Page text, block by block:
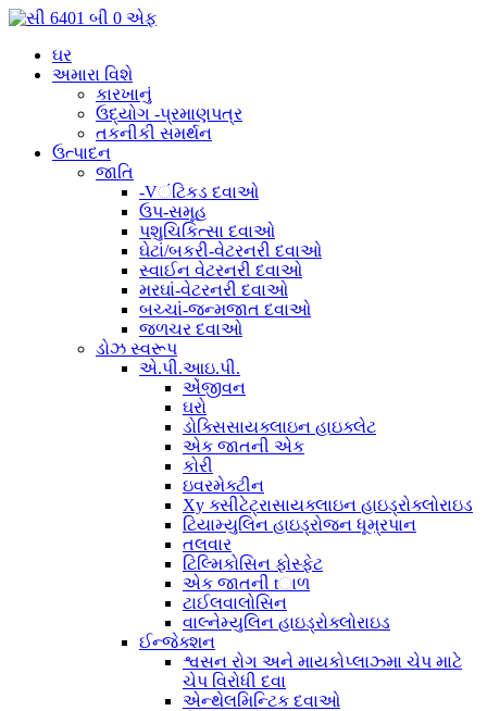
ઘર
અમારા વિશે
કારખાનું
ઉદ્યોગ -પ્રમાણપત્ર
તકનીકી સમર્થન
ઉત્પાદન
જાતિ
-Vંટિકડ દવાઓ
ઉપ-સમૂહ
પશુચિકિત્સા દવાઓ
ઘેટાં/બકરી-વેટરનરી દવાઓ
સ્વાઈન વેટરનરી દવાઓ
મરઘાં-વેટરનરી દવાઓ
બચ્ચાં-જન્મજાત દવાઓ
જળચર દવાઓ
ડોઝ સ્વરૂપ
એ.પી.આઇ.પી.
એંજીવન
ઘરો
ડોક્સિસાયક્લાઇન હાઇક્લેટ
એક જાતની એક
કોરી
ઇવરમેક્ટીન
Xy ક્સીટેટ્રાસાયક્લાઇન હાઇડ્રોક્લોરાઇડ
ટિયામ્યુલિન હાઇડ્રોજન ધૂમ્રપાન
તલવાર
ટિલ્મિકોસિન ફોસ્ફેટ
એક જાતની tાળ
ટાઈલવાલોસિન
વાલ્નેમ્યુલિન હાઇડ્રોક્લોરાઇડ
ઈન્જેક્શન
શ્વસન રોગ અને માયકોપ્લાઝ્મા ચેપ માટે
ચેપ વિરોધી દવા
એન્થેલમિન્ટિક દવાઓ